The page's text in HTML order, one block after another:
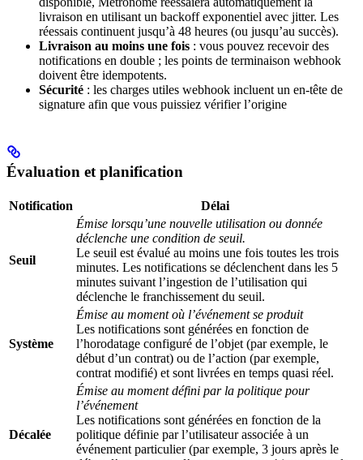
livraison en utilisant un backoff exponentiel avec jitter. Les
réessais continuent jusqu’à 48 heures (ou jusqu’au succès).
Livraison au moins une fois : vous pouvez recevoir des
notifications en double ; les points de terminaison webhook
doivent être idempotents.
Sécurité : les charges utiles webhook incluent un en-tête de
signature afin que vous puissiez vérifier l’origine
Évaluation et planification
Notification Délai
Seuil
Émise lorsqu’une nouvelle utilisation ou donnée
déclenche une condition de seuil.
Le seuil est évalué au moins une fois toutes les trois
minutes. Les notifications se déclenchent dans les 5
minutes suivant l’ingestion de l’utilisation qui
déclenche le franchissement du seuil.
Système
Émise au moment où l’événement se produit
Les notifications sont générées en fonction de
l’horodatage configuré de l’objet (par exemple, le
début d’un contrat) ou de l’action (par exemple,
contrat modifié) et sont livrées en temps quasi réel.
Décalée
Émise au moment défini par la politique pour
l’événement
Les notifications sont générées en fonction de la
politique définie par l’utilisateur associée à un
événement particulier (par exemple, 3 jours après le